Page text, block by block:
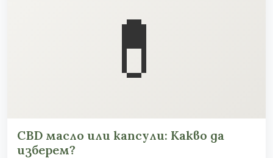
💊
CBD масло или капсули: Какво да
изберем?